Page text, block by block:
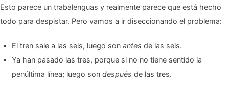
Esto parece un trabalenguas y realmente parece que está hecho
todo para despistar. Pero vamos a ir diseccionando el problema:
El tren sale a las seis, luego sonantes de las seis.
Ya han pasado las tres, porque si no no tiene sentido la
penúltima línea; luego sondespués de las tres.